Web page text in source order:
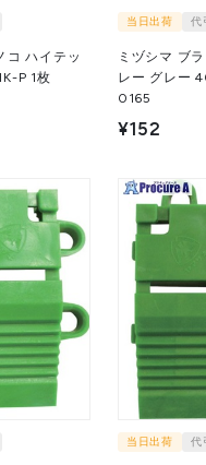
コ ハイテッ
1枚
当日出荷 代
ミヅシマ ブ
レー グレー 402-185
0165
¥152
当日出荷 代